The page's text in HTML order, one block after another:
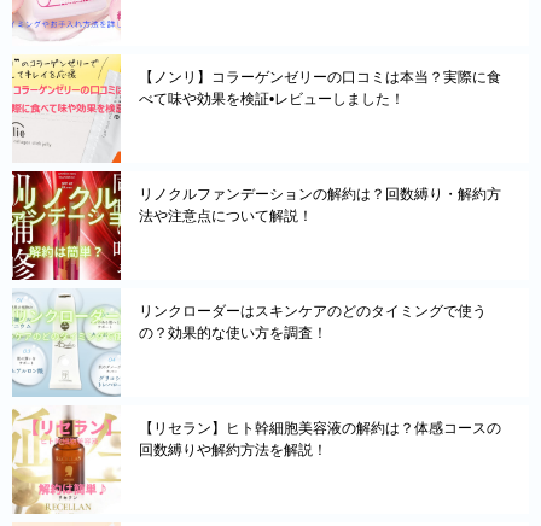
【ノンリ】コラーゲンゼリーの口コミは本当？実際に食
べて味や効果を検証•レビューしました！
リノクルファンデーションの解約は？回数縛り・解約方
法や注意点について解説！
リンクローダーはスキンケアのどのタイミングで使う
の？効果的な使い方を調査！
【リセラン】ヒト幹細胞美容液の解約は？体感コースの
回数縛りや解約方法を解説！